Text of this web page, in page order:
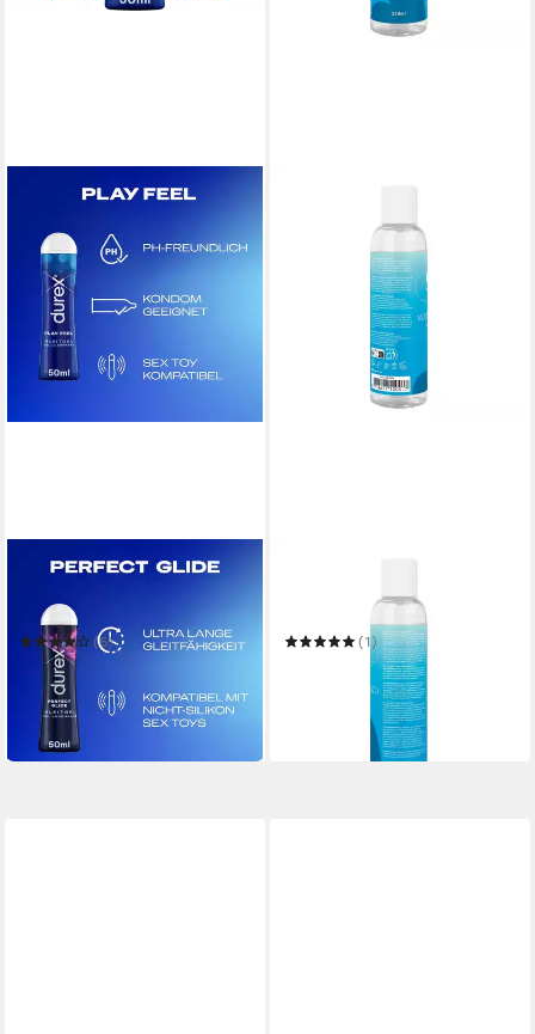
DUREX
Strawberry & Wärmend &
Prickelnd & Play Feel
(6)
29,99 €
(12,00 €/ 100 ml)
-18%
in 2-3 Werktagen bei dir
Gleitgel - 150 ml Neutral,
Vegan - Durchsichtig
(1)
UVP11,99 €
in 3-4 Werktagen bei dir